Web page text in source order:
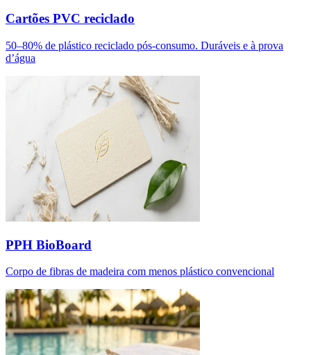
Cartões PVC reciclado
50–80% de plástico reciclado pós-consumo. Duráveis e à prova
d’água
PPH BioBoard
Corpo de fibras de madeira com menos plástico convencional